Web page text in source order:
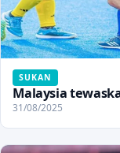
SUKAN
Malaysia
31/08/2025